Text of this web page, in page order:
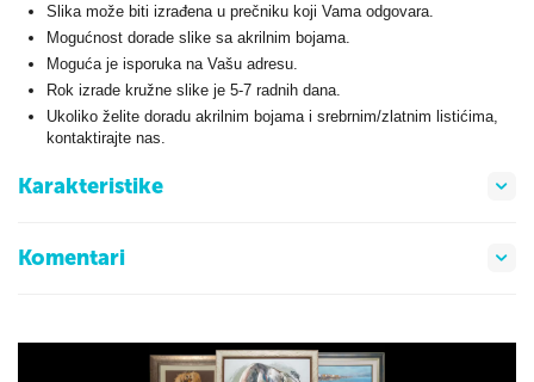
Slika može biti izrađena u prečniku koji Vama odgovara.
Mogućnost dorade slike sa akrilnim bojama.
Moguća je isporuka na Vašu adresu.
Rok izrade kružne slike je 5-7 radnih dana.
Ukoliko želite doradu akrilnim bojama i srebrnim/zlatnim listićima,
kontaktirajte nas.
Karakteristike
Komentari